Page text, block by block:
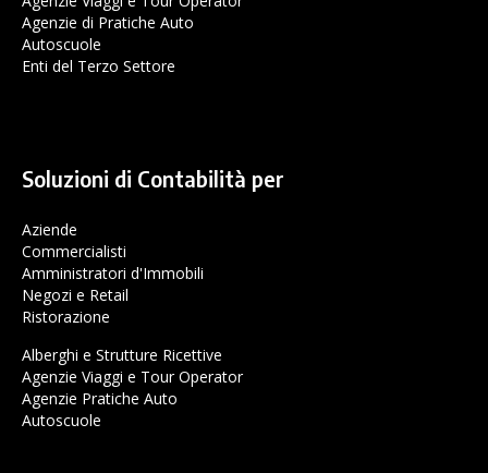
Agenzie di Pratiche Auto
Autoscuole
Enti del Terzo Settore
Soluzioni di Contabilità per
Aziende
Commercialisti
Amministratori d'Immobili
Negozi e Retail
Ristorazione
Alberghi e Strutture Ricettive
Agenzie Viaggi e Tour Operator
Agenzie Pratiche Auto
Autoscuole